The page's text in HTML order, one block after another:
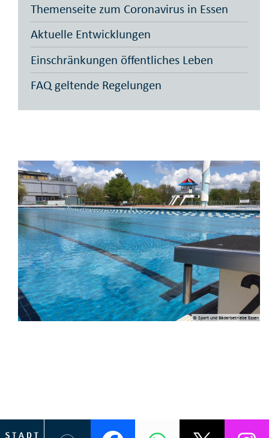
Themenseite zum Coronavirus in Essen
Aktuelle Entwicklungen
Einschränkungen öffentliches Leben
FAQ geltende Regelungen
© Sport und Bäderbetriebe Essen